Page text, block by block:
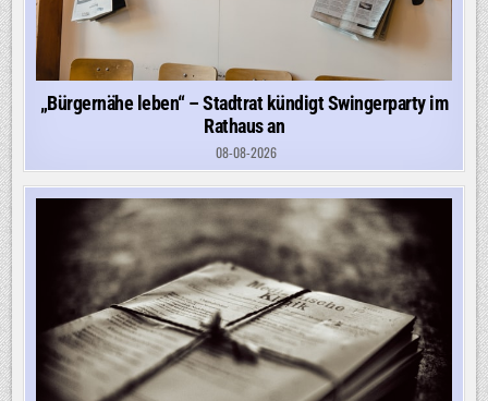
„Bürgernähe leben“ – Stadtrat kündigt Swingerparty im
Rathaus an
08-08-2026